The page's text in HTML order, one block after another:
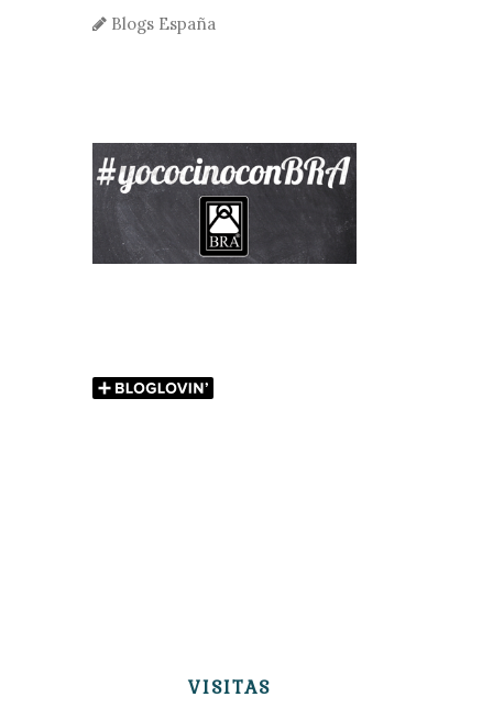
Blogs España
VISITAS